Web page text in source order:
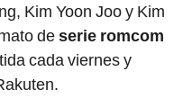
Kim Yoon Joo y Kim
deserie romcom
cada viernes y